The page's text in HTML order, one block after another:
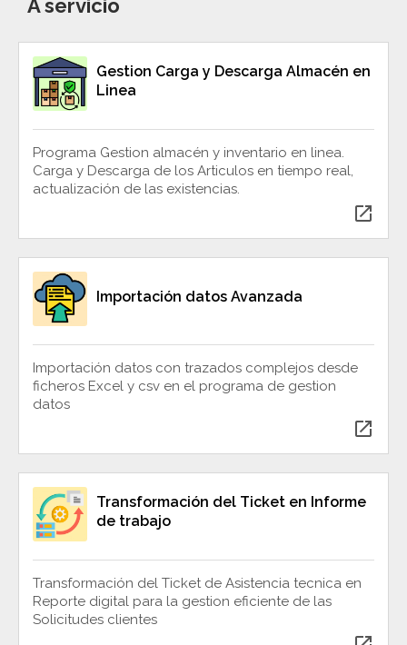
A servicio
Gestion Carga y Descarga Almacén en
Linea
Programa Gestion almacén y inventario en linea.
Carga y Descarga de los Articulos en tiempo real,
actualización de las existencias.
open_in_new
Importación datos Avanzada
Importación datos con trazados complejos desde
ficheros Excel y csv en el programa de gestion
datos
open_in_new
Transformación del Ticket en Informe
de trabajo
Transformación del Ticket de Asistencia tecnica en
Reporte digital para la gestion eficiente de las
Solicitudes clientes